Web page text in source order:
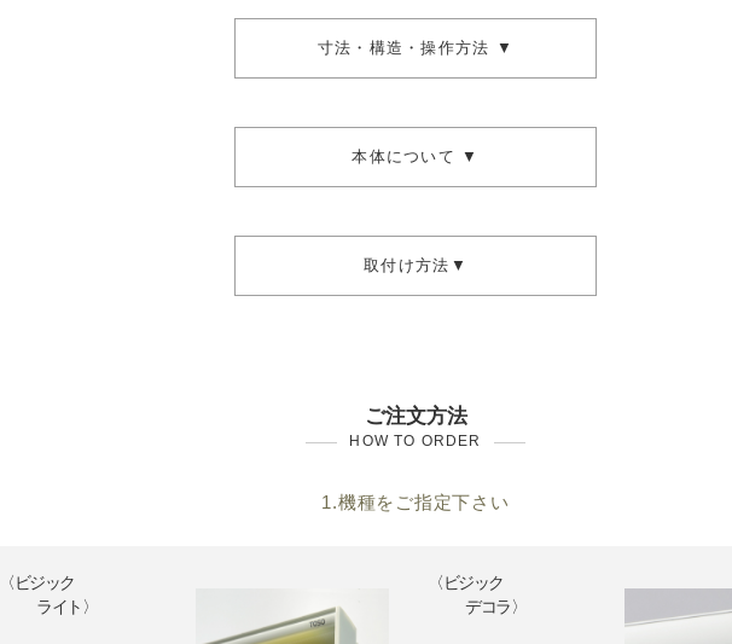
ご注文方法
HOW TO ORDER
1.機種をご指定下さい
〈ビジック
ライト〉
〈ビジック
デコラ〉
寸法・構造・操作方法 ▼
本体について ▼
取付け方法▼